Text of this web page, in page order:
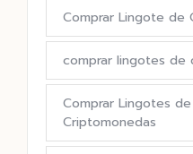
Comprar Lingote de
comprar lingotes de
Comprar Lingotes
Criptomonedas